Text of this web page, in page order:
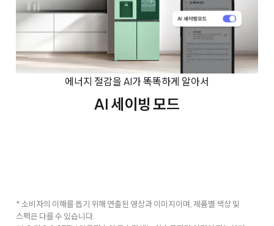
에너지 절감을 AI가 똑똑하게 알아서
AI 세이빙 모드
* 소비자의 이해를 돕기 위해 연출된 영상과 이미지이며, 제품별 색상 및
스펙은 다를 수 있습니다.